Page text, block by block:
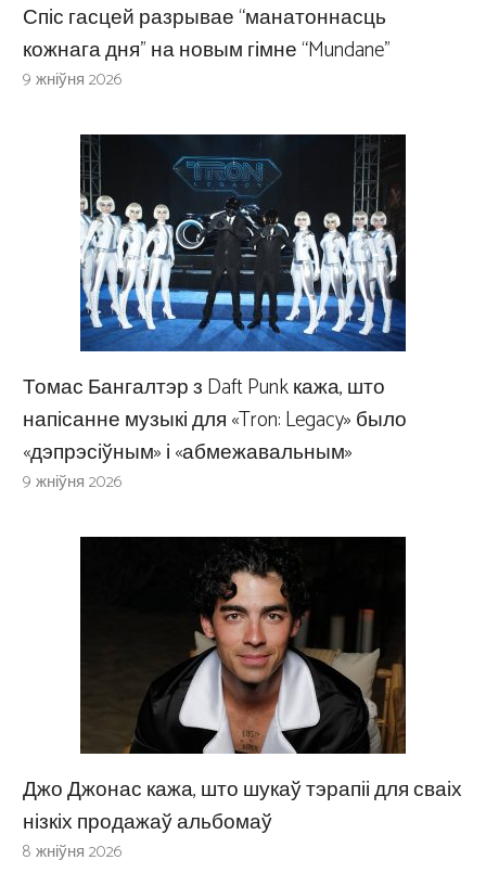
Спіс гасцей разрывае “манатоннасць
кожнага дня” на новым гімне “Mundane”
9 жніўня 2026
Томас Бангалтэр з Daft Punk кажа, што
напісанне музыкі для «Tron: Legacy» было
«дэпрэсіўным» і «абмежавальным»
9 жніўня 2026
Джо Джонас кажа, што шукаў тэрапіі для сваіх
нізкіх продажаў альбомаў
8 жніўня 2026